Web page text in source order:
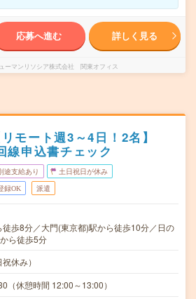
応募へ進む 詳しく見る
ーマンリソシア株式会社 関東オフィス
モート週3～4日！2名】
線申込書チェック
途支給あり 土日祝日が休み
録OK 派遣
徒歩8分／大門(東京都)駅から徒歩10分／日の
ら徒歩5分
休み）
（休憩時間 12:00～13:00）